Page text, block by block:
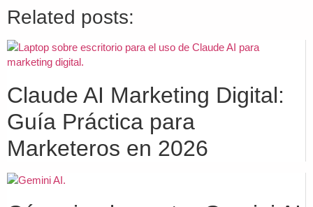
Related posts:
Claude AI Marketing Digital:
Guía Práctica para
Marketeros en 2026